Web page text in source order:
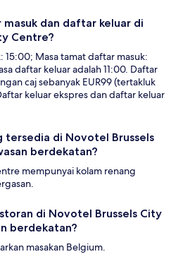
dan daftar keluar di
Centre?
15:00; Masa tamat daftar masuk:
daftar keluar adalah 11:00. Daftar
caj sebanyak EUR99 (tertakluk
keluar ekspres dan daftar keluar
tersedia di Novotel Brussels
berdekatan?
mempunyai kolam renang
di Novotel Brussels City
berdekatan?
masakan Belgium.